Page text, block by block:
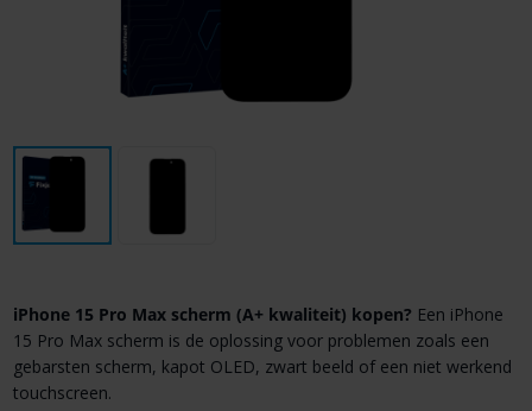
iPhone 15 Pro Max scherm (A+ kwaliteit) kopen? Een iPhone
15 Pro Max scherm is de oplossing voor problemen zoals een
gebarsten scherm, kapot OLED, zwart beeld of een niet werkend
touchscreen.